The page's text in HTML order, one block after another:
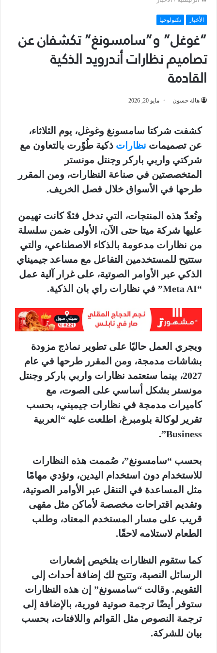
الأخبار تكنولوجيا
“غوغل” و”سامسونغ” تكشفان عن
تصاميم نظارات أندرويد الذكية
القادمة
هالة حسون مايو 20, 2026
كشفت شركتا سامسونغ وغوغل، يوم الثلاثاء،
عن تصميمات نظارات ذكية طُوّرت بالتعاون مع
شركتي واربي باركر وجنتل مونستر
المتخصصتين في صناعة النظارات، ومن المقرر
طرحها في الأسواق خلال فصل الخريف.
وتُعدّ هذه المنتجات، التي تدخل فئةً كانت تهيمن
عليها شركة ميتا حتى الآن، الأولى ضمن سلسلة
من نظارات مدعومة بالذكاء الاصطناعي، والتي
ستتيح للمستخدمين التفاعل مع مساعد جيميناي
الذكي عبر الأوامر الصوتية، على غرار آلية عمل
“Meta AI” في نظارات راي بان الذكية.
ويجري العمل حاليًا على تطوير نماذج مزودة
بشاشات مدمجة، ومن المقرر طرحها في عام
2027، بينما ستعتمد نظارات واربي باركر وجنتل
مونستر بشكل أساسي على الصوت، مع
كاميرات مدمجة في نظارات جيميني، بحسب
تقرير لوكالة بلومبرغ، اطلعت عليه “العربية
Business”.
بحسب “سامسونغ”، صُممت هذه النظارات
للاستخدام دون استخدام اليدين، وتؤدي مهامًا
مثل المساعدة في التنقل عبر الأوامر الصوتية،
وتقديم اقتراحات مخصصة لأماكن مثل مقهى
قريب على مسار المستخدم المعتاد، وطلب
الطعام لاستلامه لاحقًا.
كما ستقوم النظارات بتلخيص إشعارات
الرسائل النصية، وتتيح لك إضافة أحداث إلى
التقويم. وقالت “سامسونغ” إن هذه النظارات
ستوفر أيضًا ترجمة صوتية فورية، بالإضافة إلى
ترجمة النصوص مثل القوائم واللافتات، بحسب
بيان للشركة.